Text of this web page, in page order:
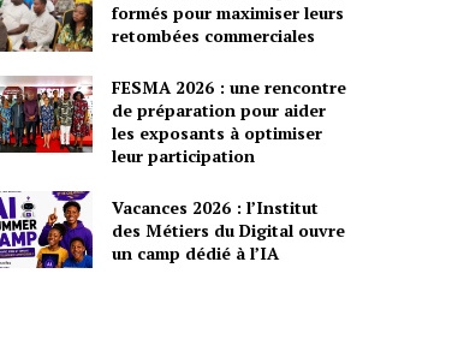
formés pour maximiser leurs
retombées commerciales
FESMA 2026 : une rencontre
de préparation pour aider
les exposants à optimiser
leur participation
Vacances 2026 : l’Institut
des Métiers du Digital ouvre
un camp dédié à l’IA